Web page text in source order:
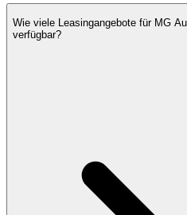
Wie viele Leasingangebote für MG
verfügbar?